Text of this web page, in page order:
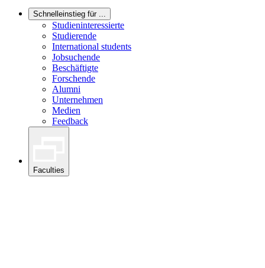
Schnelleinstieg für ...
Studieninteressierte
Studierende
International students
Jobsuchende
Beschäftigte
Forschende
Alumni
Unternehmen
Medien
Feedback
Faculties